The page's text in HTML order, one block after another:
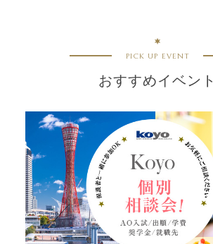
PICK UP EVENT
おすすめイベント